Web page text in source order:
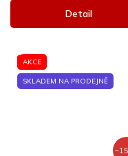
Detail
AKCE
SKLADEM NA PRODEJNĚ